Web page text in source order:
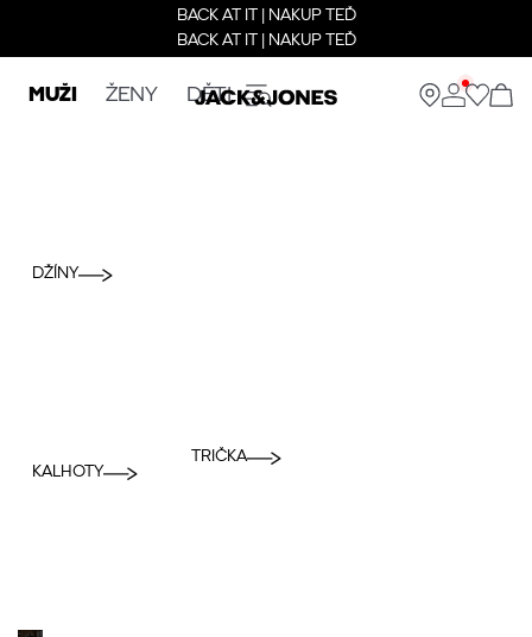
BACK AT IT | NAKUP TEĎ
BACK AT IT | NAKUP TEĎ
MUŽI ŽENY DĚTI
DŽÍNY
KALHOTY
TRIČKA